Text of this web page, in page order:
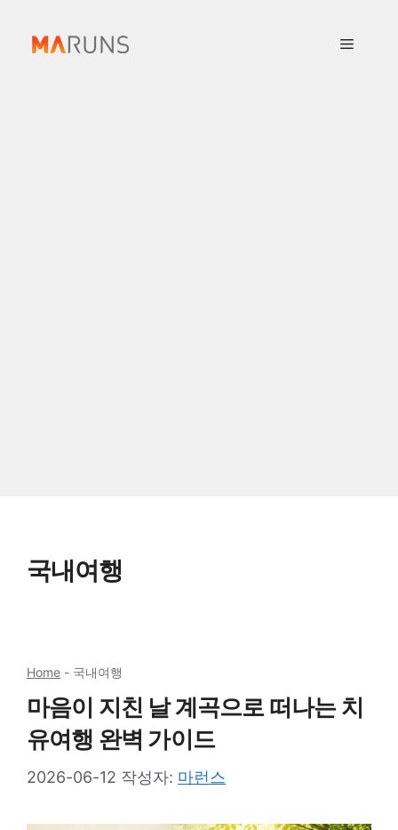
메
국내여행
Home - 국내여행
마음이 지친 날 계곡으로 떠나는 치
유여행 완벽 가이드
2026-06-12 작성자: 마런스